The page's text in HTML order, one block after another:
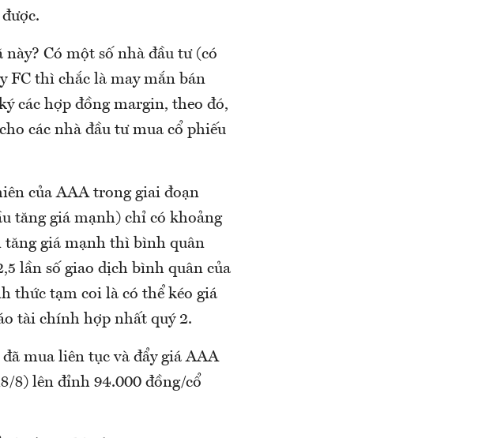
Có một số nhà đầu tư (có
FC thì chắc là may mắn bán
các hợp đồng margin, theo đó,
các nhà đầu tư mua cổ phiếu
của AAA trong giai đoạn
tăng giá mạnh) chỉ có khoảng
tăng giá mạnh thì bình quân
lần số giao dịch bình quân của
thức tạm coi là có thể kéo giá
tài chính hợp nhất quý 2.
mua liên tục và đẩy giá AAA
8) lên đỉnh 94.000 đồng/cổ